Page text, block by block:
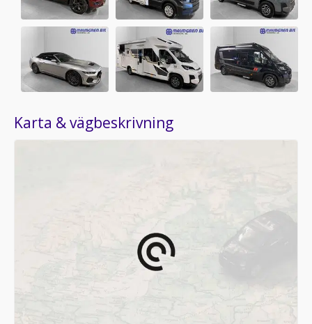
Karta & vägbeskrivning